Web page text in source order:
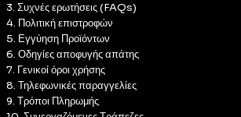
3. Συχνές ερωτήσεις (FAQs)
4. Πολιτική επιστροφών
5. Εγγύηση Προϊόντων
6. Οδηγίες αποφυγής απάτης
7. Γενικοί όροι χρήσης
8. Τηλεφωνικές παραγγελίες
9. Τρόποι Πληρωμής